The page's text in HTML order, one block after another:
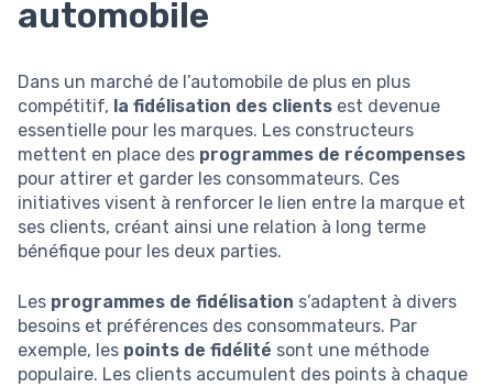
automobile
Dans un marché de l’automobile de plus en plus
compétitif, la fidélisation des clients est devenue
essentielle pour les marques. Les constructeurs
mettent en place des programmes de récompenses
pour attirer et garder les consommateurs. Ces
initiatives visent à renforcer le lien entre la marque et
ses clients, créant ainsi une relation à long terme
bénéfique pour les deux parties.
Les programmes de fidélisation s’adaptent à divers
besoins et préférences des consommateurs. Par
exemple, les points de fidélité sont une méthode
populaire. Les clients accumulent des points à chaque